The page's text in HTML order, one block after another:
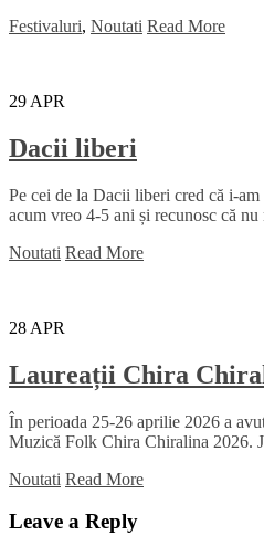
Festivaluri, Noutati Read More
29 APR
Dacii liberi
Pe cei de la Dacii liberi cred că i-
acum vreo 4-5 ani și recunosc că
Noutati Read More
28 APR
Laureații Chira
În perioada 25-26 aprilie 2026 a
Muzică Folk Chira Chiralina 2026.
Noutati Read More
Leave a Reply